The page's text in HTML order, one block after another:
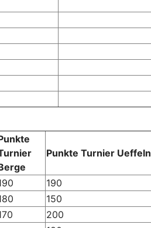
Punkte Turnier Ueffeln
190
150
200